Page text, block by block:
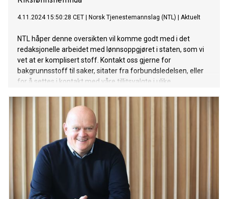
4.11.2024 15:50:28 CET Norsk Tjenestemannslag (NTL) Aktuelt
NTL håper denne oversikten vil komme godt med i det
redaksjonelle arbeidet med lønnsoppgjøret i staten, som vi
vet at er komplisert stoff. Kontakt oss gjerne for
bakgrunnsstoff til saker, sitater fra forbundsledelsen, eller
for å settes i kontakt med våre tillitsvalgte i ulike